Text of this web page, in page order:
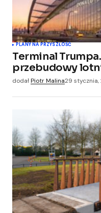
PLANY NA PRZYSZŁOŚĆ
Terminal
przebudowy
dodałPiotr Malina29 stycznia,